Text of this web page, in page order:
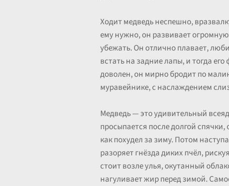
Ходит медведь неспешно,
ему нужно, он развивает
убежать. Он отлично плавает,
встать на задние лапы, и тогда
доволен, он мирно бродит по
муравейнике, с наслаждением
Медведь — это удивительный
просыпается после долгой
как похудел за зиму. Потом
разоряет гнёзда диких пчёл,
стоит возле улья, окутанный
нагуливает жир перед зимой.